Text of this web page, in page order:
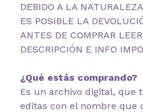
DEBIDO A LA
ES POSIBLE LA
ANTES DE COMPRAR
DESCRIPCIÓN E INFO
¿Qué estás comprando?
Es un archivo digital, que
editas con el nombre que